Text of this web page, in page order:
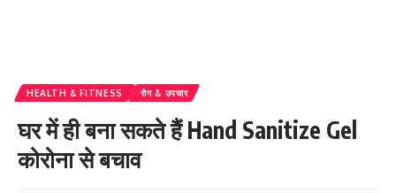
HEALTH & FITNESS रोग & उपचार
घर में ही बना सकते हैं Hand Sanitize Gel
कोरोना से बचाव